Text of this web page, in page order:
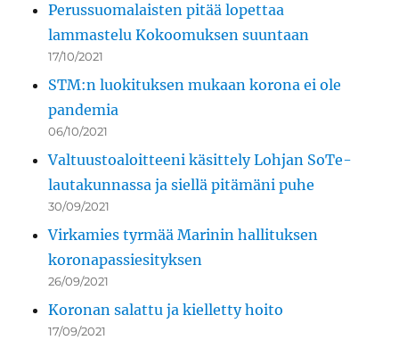
Perussuomalaisten pitää lopettaa
lammastelu Kokoomuksen suuntaan
17/10/2021
STM:n luokituksen mukaan korona ei ole
pandemia
06/10/2021
Valtuustoaloitteeni käsittely Lohjan SoTe-
lautakunnassa ja siellä pitämäni puhe
30/09/2021
Virkamies tyrmää Marinin hallituksen
koronapassiesityksen
26/09/2021
Koronan salattu ja kielletty hoito
17/09/2021